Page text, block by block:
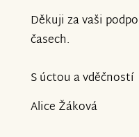
Děkuji za vaši
časech.
S úctou a vděčností
Alice Žáková